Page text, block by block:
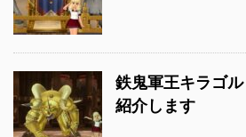
鉄鬼軍王キラゴ
紹介します